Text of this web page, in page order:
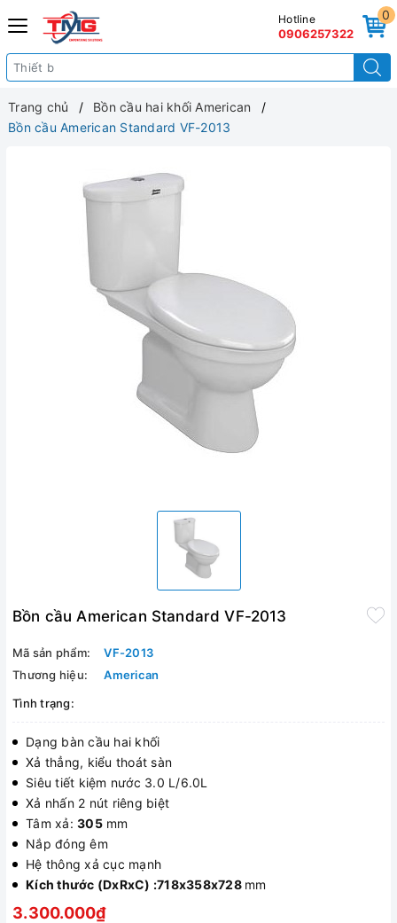
0
Hotline
0906257322
Trang chủ
Bồn cầu hai khối American
Bồn cầu American Standard VF-2013
Bồn cầu American Standard VF-2013
Mã sản phẩm:
VF-2013
Thương hiệu:
American
Tình trạng:
Dạng bàn cầu hai khối
Xả thẳng, kiểu thoát sàn
Siêu tiết kiệm nước 3.0 L/6.0L
Xả nhấn 2 nút riêng biệt
Tâm xả: 305mm
Nắp đóng êm
Hệ thông xả cục mạnh
Kích thước (DxRxC) :718x358x728 mm
3.300.000₫